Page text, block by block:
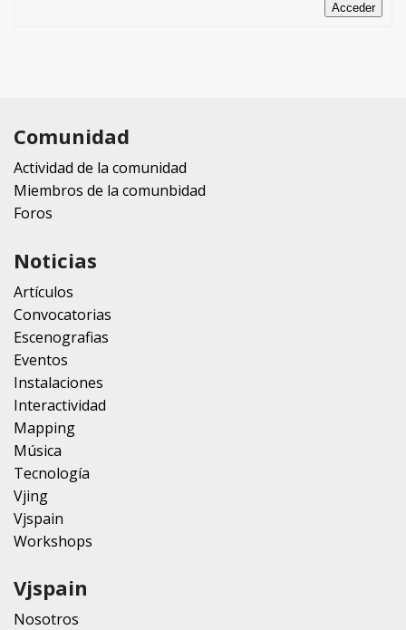
Acceder
Comunidad
Actividad de la comunidad
Miembros de la comunbidad
Foros
Noticias
Artículos
Convocatorias
Escenografias
Eventos
Instalaciones
Interactividad
Mapping
Música
Tecnología
Vjing
Vjspain
Workshops
Vjspain
Nosotros